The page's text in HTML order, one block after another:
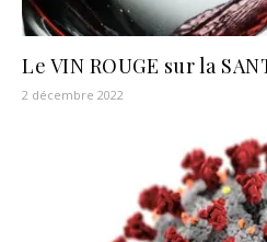
Le VIN ROUGE sur la
2 décembre 2022